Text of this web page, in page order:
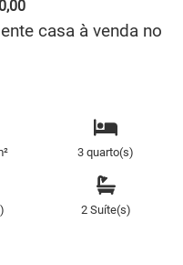
casa à venda no
3 quarto(s)
2 Suíte(s)